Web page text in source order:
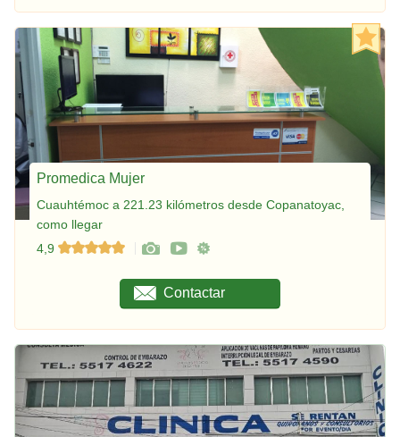
Promedica Mujer
Cuauhtémoc a 221.23 kilómetros desde Copanatoyac,
como llegar
4,9
Contactar